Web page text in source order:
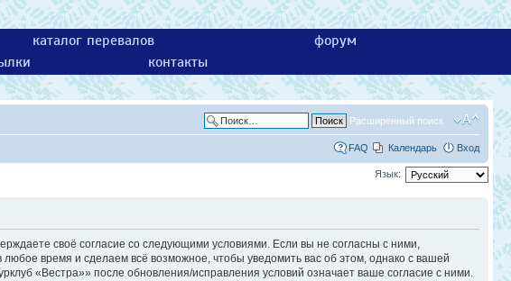
каталог перевалов
форум
контакты
Расширенный поиск
FAQ Календарь Вход
Язык:
своё согласие со следующими условиями. Если вы не согласны с ними,
время и сделаем всё возможное, чтобы уведомить вас об этом, однако с вашей
«Вестра»» после обновления/исправления условий означает ваше согласие с ними.